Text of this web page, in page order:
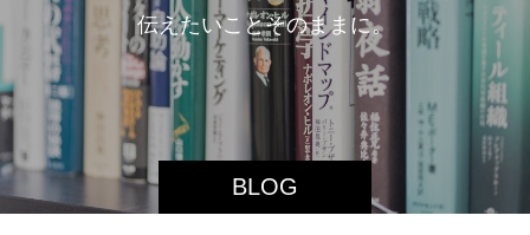
BLOG
伝えたいこ とそのま ま に。